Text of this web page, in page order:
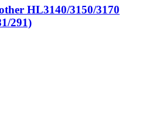
HL3140/3150/3170
291)